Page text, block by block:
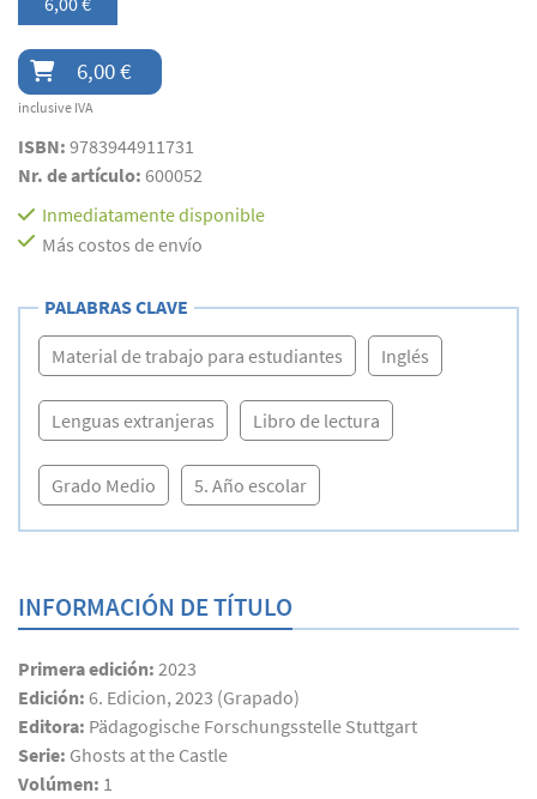
6,00 €
inclusive IVA
ISBN: 9783944911731
Nr. de artículo: 600052
Inmediatamente disponible
Más costos de envío
PALABRAS CLAVE
Material de trabajo para estudiantes Inglés
Lenguas extranjeras Libro de lectura
Grado Medio 5. Año escolar
INFORMACIÓN DE TÍTULO
Primera edición: 2023
Edición: 6. Edicion, 2023 (Grapado)
Editora: Pädagogische Forschungsstelle Stuttgart
Serie: Ghosts at the Castle
Volúmen: 1